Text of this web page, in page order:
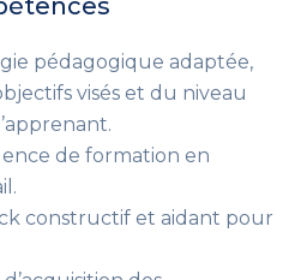
pédagogique adaptée,
visés et du niveau
.
de formation en
constructif et aidant pour